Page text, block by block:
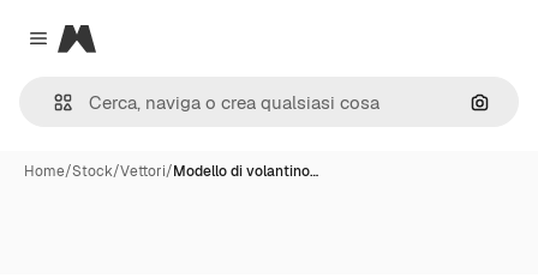
Close menu
Magnific
Cerca
Home/Stock/Vettori/Modello di volantino…